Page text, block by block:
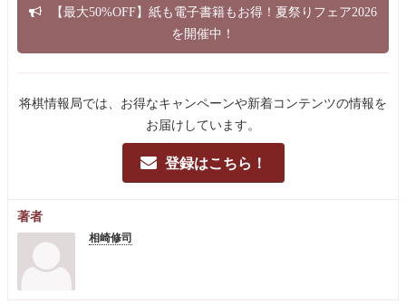
【最大50%OFF】紙も電子書籍もお得！夏祭りフェア2026
を開催中！
将棋情報局では、お得なキャンペーンや新着コンテンツの情報を
お届けしています。
登録はこちら！
著者
相崎修司